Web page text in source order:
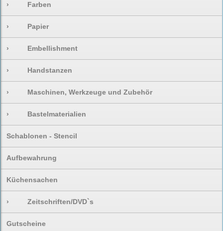
› Farben
› Papier
› Embellishment
› Handstanzen
› Maschinen, Werkzeuge und Zubehör
› Bastelmaterialien
Schablonen - Stencil
Aufbewahrung
Küchensachen
› Zeitschriften/DVD`s
Gutscheine